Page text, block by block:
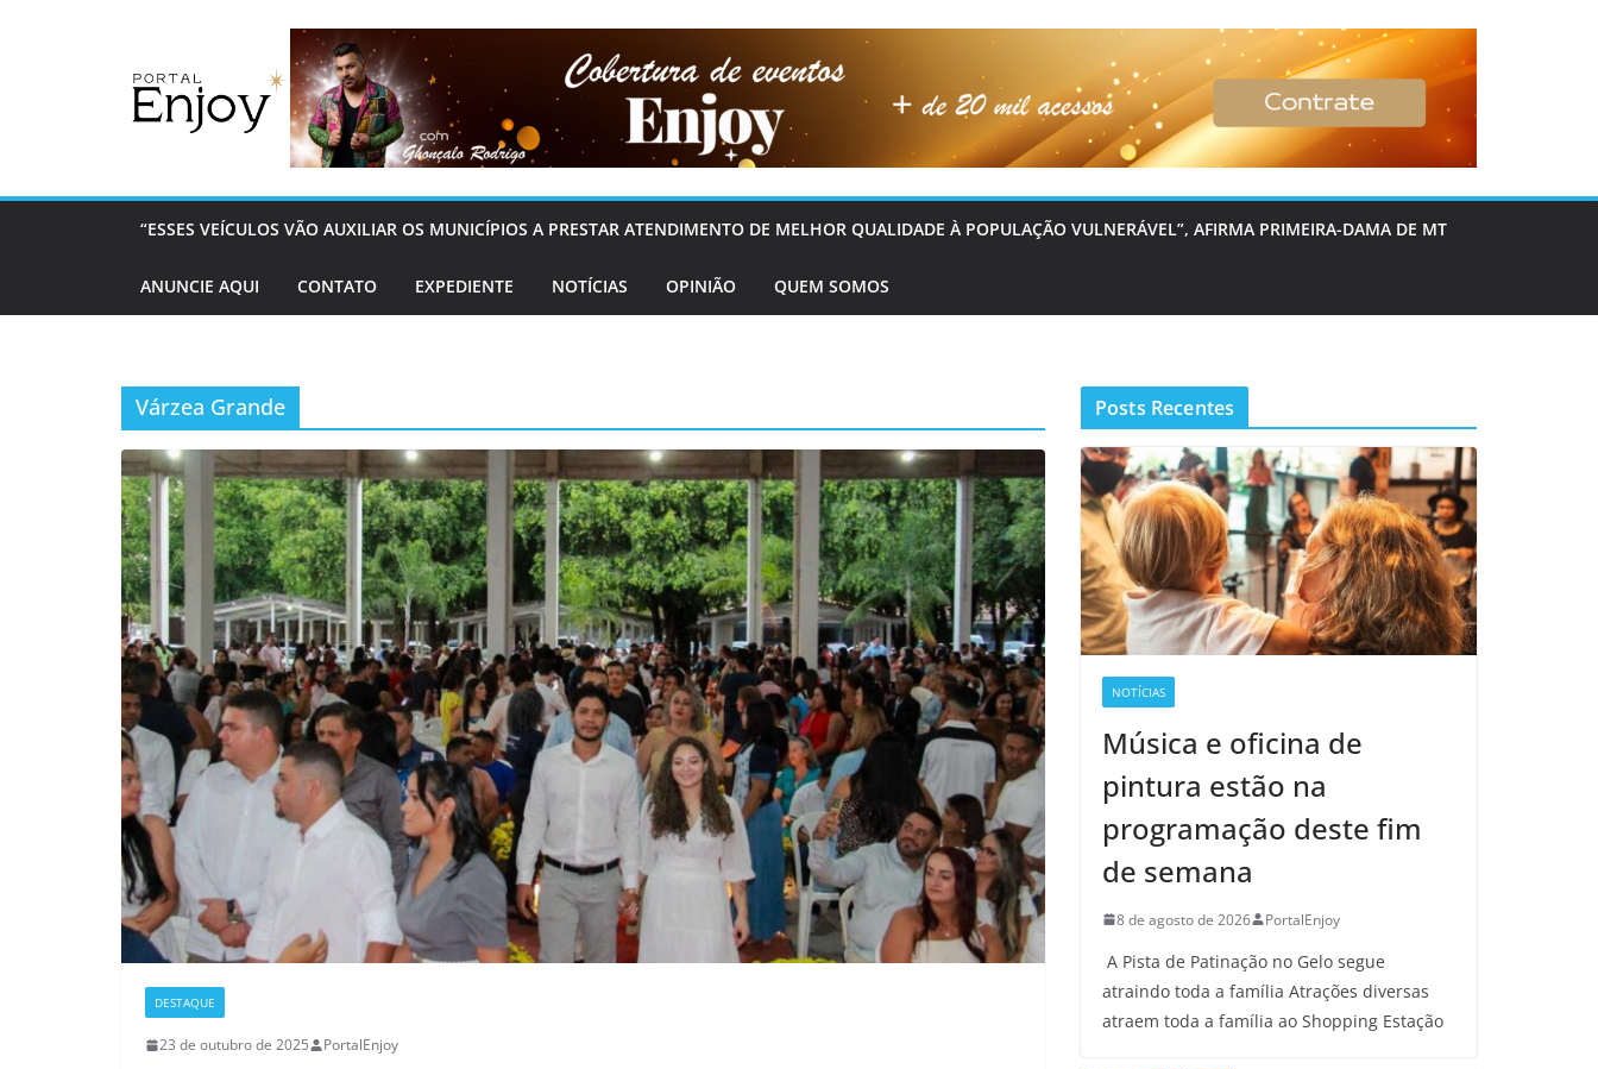
“ESSES VEÍCULOS VÃO AUXILIAR OS MUNICÍPIOS A PRESTAR ATENDIMENTO DE MELHOR QUALIDADE À POPULAÇÃO VULNERÁVEL”, AFIRMA PRIMEIRA-DAMA DE MT
ANUNCIE AQUI CONTATO EXPEDIENTE NOTÍCIAS OPINIÃO QUEM SOMOS
Várzea Grande
DESTAQUE
23 de outubro de 2025 PortalEnjoy
Posts Recentes
NOTÍCIAS
Música e oficina de
pintura estão na
programação deste fim
de semana
8 de agosto de 2026 PortalEnjoy
A Pista de Patinação no Gelo segue
atraindo toda a família Atrações diversas
atraem toda a família ao Shopping Estação